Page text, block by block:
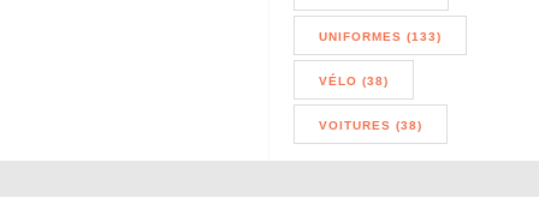
UNIFORMES (133)
VÉLO (38)
VOITURES (38)